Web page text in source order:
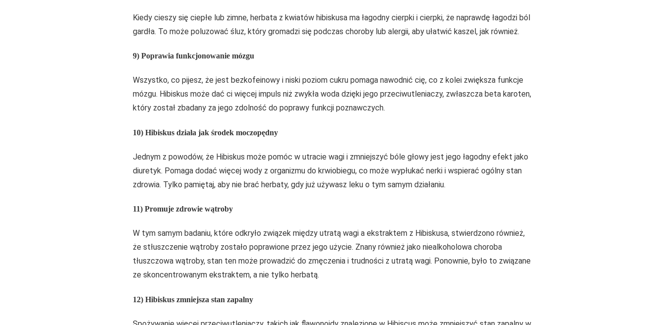
Kiedy cieszy się ciepłe lub zimne, herbata z kwiatów hibiskusa ma łagodny cierpki i cierpki, że naprawdę łagodzi ból
gardła. To może poluzować śluz, który gromadzi się podczas choroby lub alergii, aby ułatwić kaszel, jak również.
9) Poprawia funkcjonowanie mózgu
Wszystko, co pijesz, że jest bezkofeinowy i niski poziom cukru pomaga nawodnić cię, co z kolei zwiększa funkcje
mózgu. Hibiskus może dać ci więcej impuls niż zwykła woda dzięki jego przeciwutleniaczy, zwłaszcza beta karoten,
który został zbadany za jego zdolność do poprawy funkcji poznawczych.
10) Hibiskus działa jak środek moczopędny
Jednym z powodów, że Hibiskus może pomóc w utracie wagi i zmniejszyć bóle głowy jest jego łagodny efekt jako
diuretyk. Pomaga dodać więcej wody z organizmu do krwiobiegu, co może wypłukać nerki i wspierać ogólny stan
zdrowia. Tylko pamiętaj, aby nie brać herbaty, gdy już używasz leku o tym samym działaniu.
11) Promuje zdrowie wątroby
W tym samym badaniu, które odkryło związek między utratą wagi a ekstraktem z Hibiskusa, stwierdzono również,
że stłuszczenie wątroby zostało poprawione przez jego użycie. Znany również jako niealkoholowa choroba
tłuszczowa wątroby, stan ten może prowadzić do zmęczenia i trudności z utratą wagi. Ponownie, było to związane
ze skoncentrowanym ekstraktem, a nie tylko herbatą.
12) Hibiskus zmniejsza stan zapalny